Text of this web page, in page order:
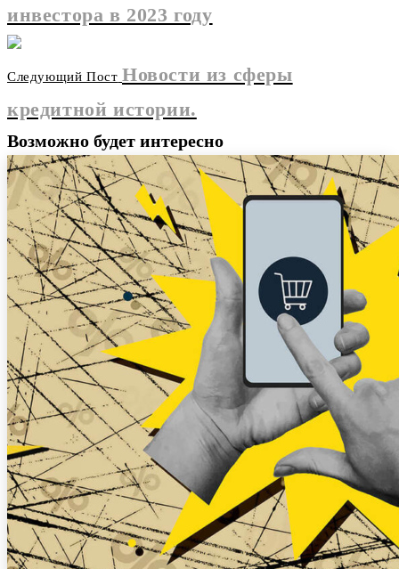
инвестора в 2023 году
Следующий Пост Новости из сферы
кредитной истории.
Возможно будет интересно